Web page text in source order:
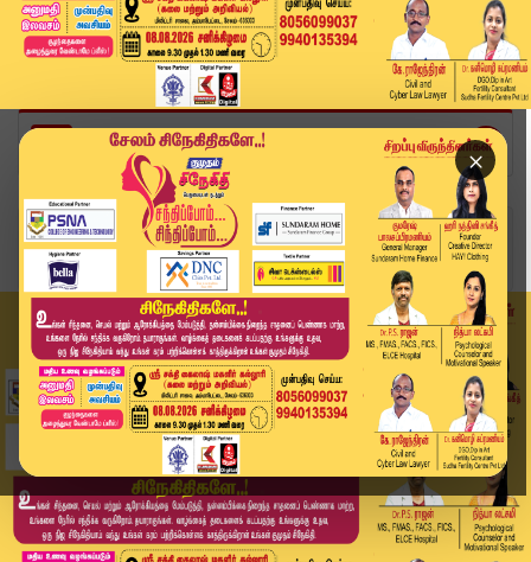
×
Home
வீடியோ ஸ்டோரி
CJP கட்சியை விமர்ச்சித்த - தமிழிசை | #tamilisa...